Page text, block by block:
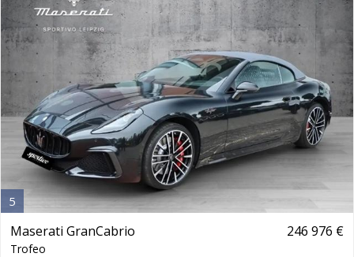
5
Maserati GranCabrio
Trofeo
246 976 €